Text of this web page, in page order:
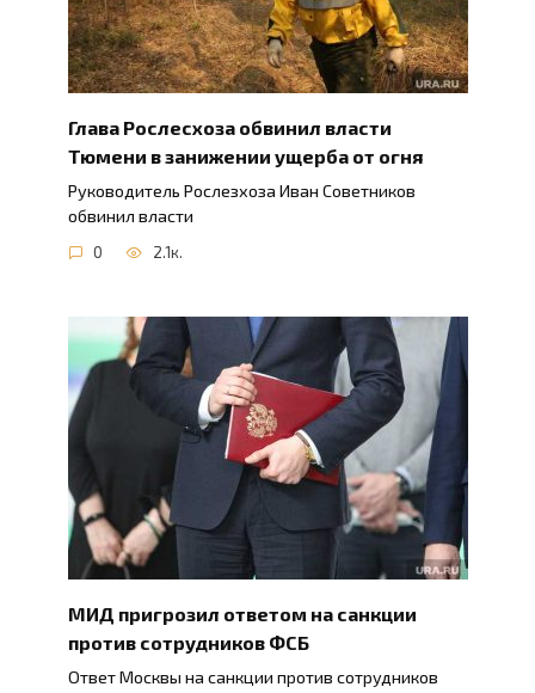
Глава Рослесхоза обвинил власти
Тюмени в занижении ущерба от огня
Руководитель Рослезхоза Иван Советников
обвинил власти
0 2.1к.
МИД пригрозил ответом на санкции
против сотрудников ФСБ
Ответ Москвы на санкции против сотрудников